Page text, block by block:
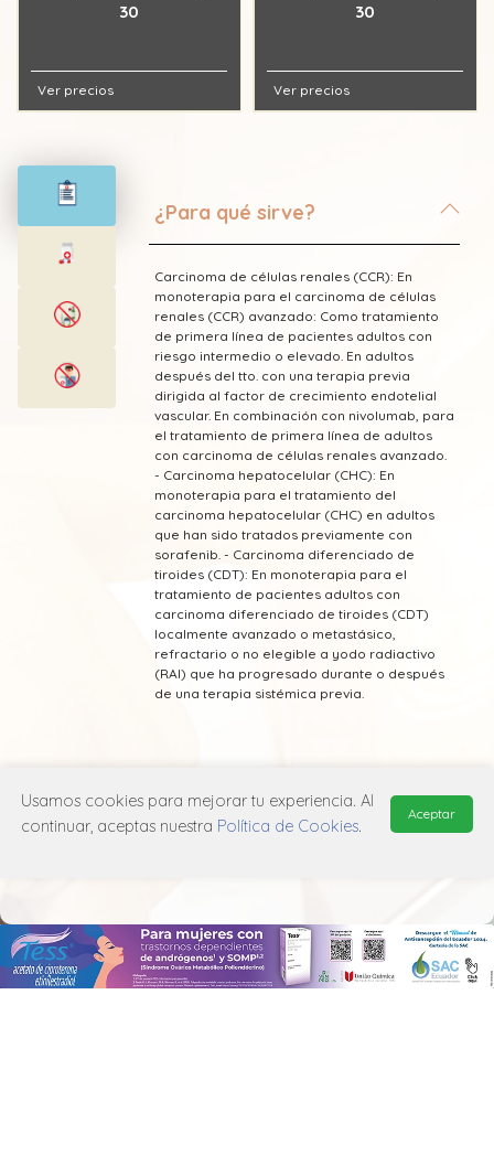
30
Ver precios
30
Ver precios
¿Para qué sirve?
Carcinoma de células renales (CCR): En
monoterapia para el carcinoma de células
renales (CCR) avanzado: Como tratamiento
de primera línea de pacientes adultos con
riesgo intermedio o elevado. En adultos
después del tto. con una terapia previa
dirigida al factor de crecimiento endotelial
vascular. En combinación con nivolumab, para
el tratamiento de primera línea de adultos
con carcinoma de células renales avanzado.
- Carcinoma hepatocelular (CHC): En
monoterapia para el tratamiento del
carcinoma hepatocelular (CHC) en adultos
que han sido tratados previamente con
sorafenib. - Carcinoma diferenciado de
tiroides (CDT): En monoterapia para el
tratamiento de pacientes adultos con
carcinoma diferenciado de tiroides (CDT)
localmente avanzado o metastásico,
refractario o no elegible a yodo radiactivo
(RAI) que ha progresado durante o después
de una terapia sistémica previa.
* Esta información fue tomada de Laboratorio
Usamos cookies para mejorar tu experiencia. Al
continuar, aceptas nuestra Política de Cookies.
Aceptar